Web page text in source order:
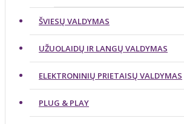
ŠVIESŲ VALDYMAS
UŽUOLAIDŲ IR LANGŲ VALDYMAS
ELEKTRONINIŲ PRIETAISŲ VALDYMAS
PLUG & PLAY